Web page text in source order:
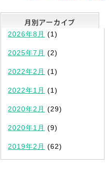
新着写真
2026年8月 (1)
2025年7月 (2)
2022年2月 (1)
2022年1月 (1)
2020年2月 (29)
2020年1月 (9)
2019年2月 (62)